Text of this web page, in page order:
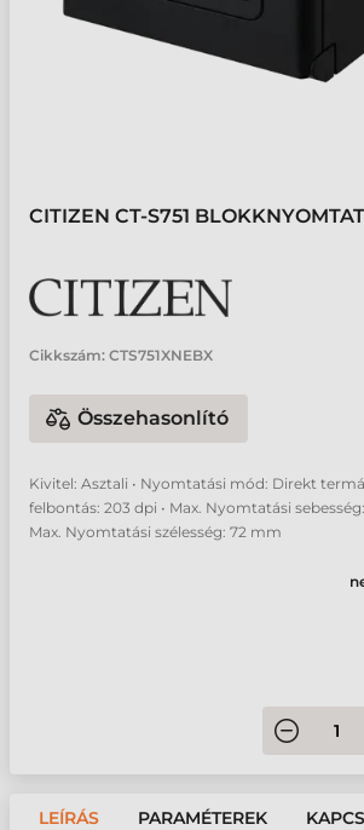
CITIZEN CT-S751
Cikkszám: CTS751XNEBX
Összehasonlító
Kivitel: Asztali • Nyomtatási mód: Direkt
felbontás: 203 dpi • Max. Nyomtatási
Max. Nyomtatási szélesség: 72 mm
LEÍRÁS PARAMÉTEREK